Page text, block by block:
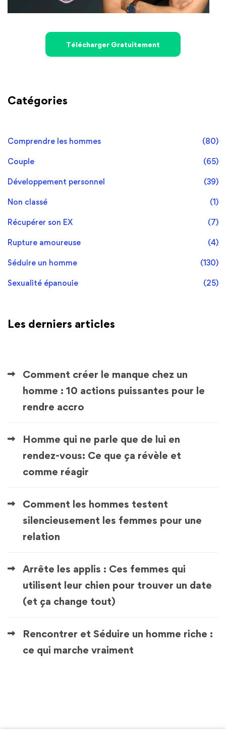
Télécharger Gratuitement
Catégories
Comprendre les hommes (80)
Couple (65)
Développement personnel (39)
Non classé (1)
Récupérer son EX (7)
Rupture amoureuse (4)
Séduire un homme (130)
Sexualité épanouie (25)
Les derniers articles
Comment créer le manque chez un
homme : 10 actions puissantes pour le
rendre accro
Homme qui ne parle que de lui en
rendez-vous: Ce que ça révèle et
comme réagir
Comment les hommes testent
silencieusement les femmes pour une
relation
Arrête les applis : Ces femmes qui
utilisent leur chien pour trouver un date
(et ça change tout)
Rencontrer et Séduire un homme riche :
ce qui marche vraiment